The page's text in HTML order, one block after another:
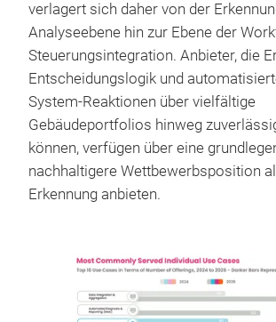
verlagert sich daher von der
Analyseebene hin zur Ebene der
Steuerungsintegration. Anbieter, die
Entscheidungslogik und
System-Reaktionen über vielfältige
Gebäudeportfolios hinweg
können, verfügen über eine
nachhaltigere Wettbewerbsposition
Erkennung anbieten.